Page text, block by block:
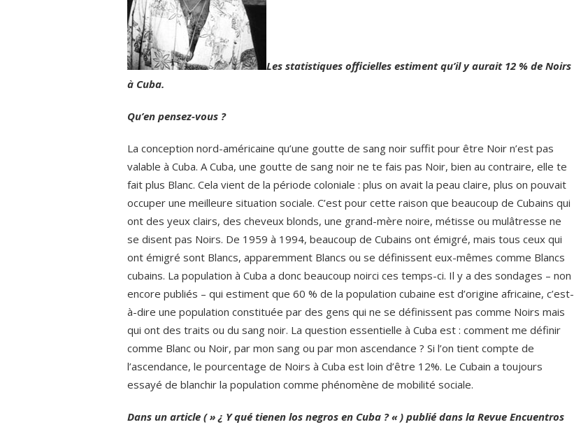
Les statistiques officielles estiment qu’il y aurait 12 % de Noirs
à Cuba.
Qu’en pensez-vous ?
La conception nord-américaine qu’une goutte de sang noir suffit pour être Noir n’est pas
valable à Cuba. A Cuba, une goutte de sang noir ne te fais pas Noir, bien au contraire, elle te
fait plus Blanc. Cela vient de la période coloniale : plus on avait la peau claire, plus on pouvait
occuper une meilleure situation sociale. C’est pour cette raison que beaucoup de Cubains qui
ont des yeux clairs, des cheveux blonds, une grand-mère noire, métisse ou mulâtresse ne
se disent pas Noirs. De 1959 à 1994, beaucoup de Cubains ont émigré, mais tous ceux qui
ont émigré sont Blancs, apparemment Blancs ou se définissent eux-mêmes comme Blancs
cubains. La population à Cuba a donc beaucoup noirci ces temps-ci. Il y a des sondages – non
encore publiés – qui estiment que 60 % de la population cubaine est d’origine africaine, c’est-
à-dire une population constituée par des gens qui ne se définissent pas comme Noirs mais
qui ont des traits ou du sang noir. La question essentielle à Cuba est : comment me définir
comme Blanc ou Noir, par mon sang ou par mon ascendance ? Si l’on tient compte de
l’ascendance, le pourcentage de Noirs à Cuba est loin d’être 12%. Le Cubain a toujours
essayé de blanchir la population comme phénomène de mobilité sociale.
Dans un article ( » ¿ Y qué tienen los negros en Cuba ? « ) publié dans la Revue Encuentros